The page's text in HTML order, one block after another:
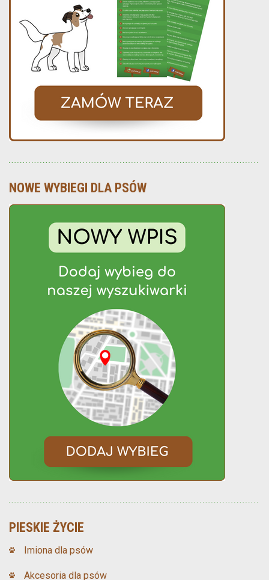
NOWE WYBIEGI DLA PSÓW
PIESKIE ŻYCIE
Imiona dla psów
Akcesoria dla psów